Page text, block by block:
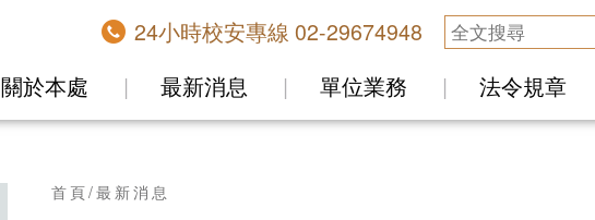
24小時校安專線 02-29674948
關於本處 最新消息 單位業務 法令規章
首頁 最新消息